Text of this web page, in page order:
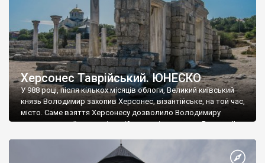
Херсонес Таврійський. ЮНЕСКО
У 988 році, після кількох місяців облоги, Великий київський
князь Володимир захопив Херсонес, візантійське, на той час,
місто. Саме взяття Херсонесу дозволило Володимиру
диктувати свої умови візантійському імператору Василю ІІ, та
Херсонесі Володимир-язичник, став Василем-християнином.
А потім було Хрещення Русі. На честь Херсонесу Таврійського